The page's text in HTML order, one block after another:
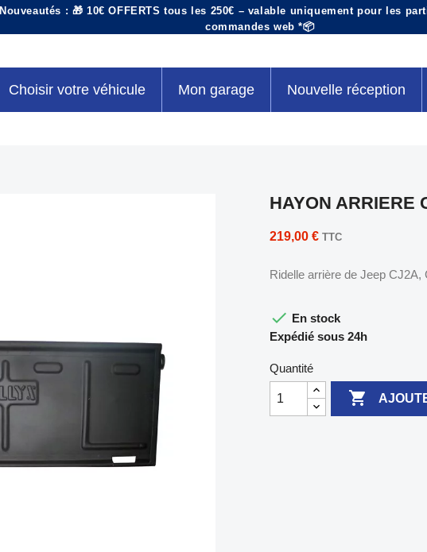
Nouveautés : 🎁 10€ OFFERTS tous les 250€ – valable uniquement pour les
commandes web *📦
Choisir votre véhicule Mon garage Nouvelle réception
HAYON ARRIERE
219,00 € TTC
Ridelle arrière de Jeep
 En stock
Expédié sous 24h
Quantité
